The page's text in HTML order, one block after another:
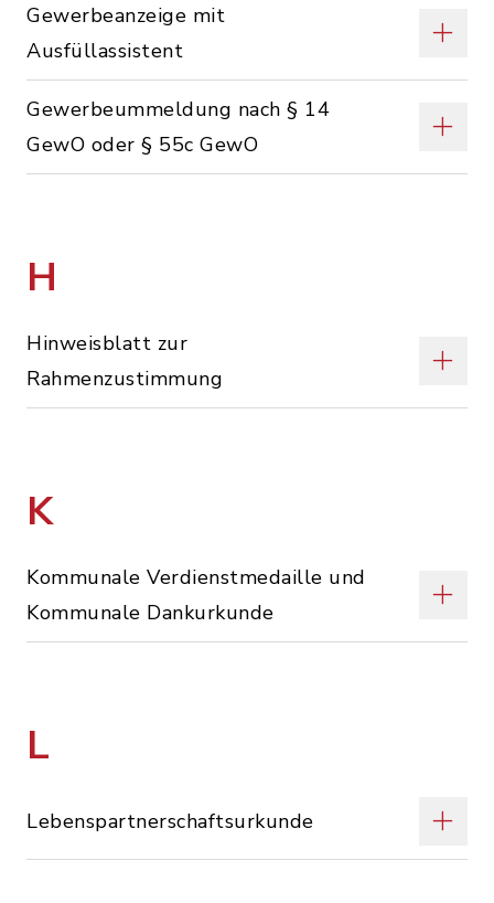
Gewerbeanzeige mit
Ausfüllassistent
Gewerbeummeldung nach § 14
GewO oder § 55c GewO
H
Hinweisblatt zur
Rahmenzustimmung
K
Kommunale Verdienstmedaille und
Kommunale Dankurkunde
L
Lebenspartnerschaftsurkunde